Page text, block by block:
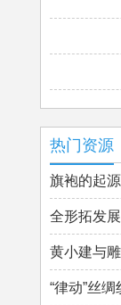
热门资源
旗袍的起源
全形拓发
黄小建与
“律动”丝